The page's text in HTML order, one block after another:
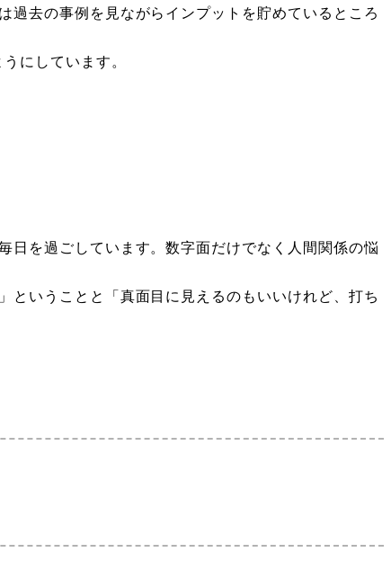
過去の事例を見ながらインプットを貯めているところ
にしています。
日を過ごしています。数字面だけでなく人間関係の悩
ということと「真面目に見えるのもいいけれど、打ち